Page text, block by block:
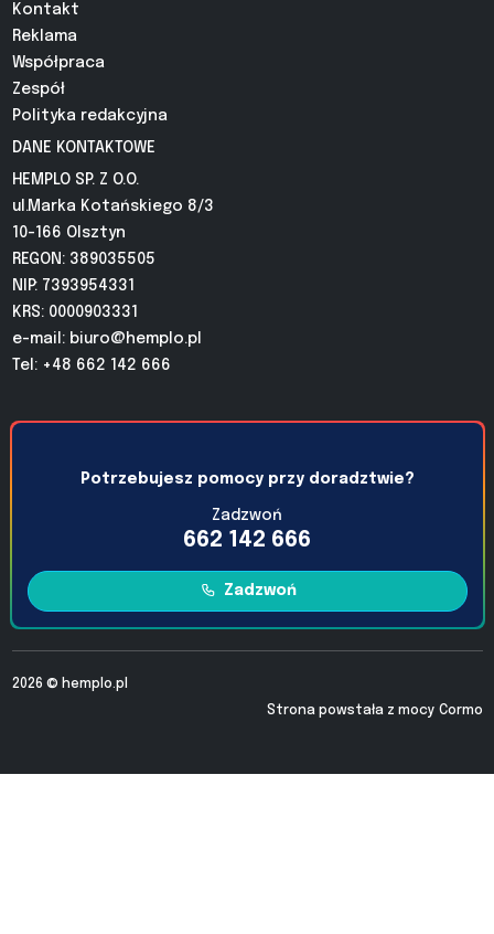
Kontakt
Reklama
Współpraca
Zespół
Polityka redakcyjna
DANE KONTAKTOWE
HEMPLO SP. Z O.O.
ul.Marka Kotańskiego 8/3
10-166 Olsztyn
REGON: 389035505
NIP: 7393954331
KRS: 0000903331
e-mail: biuro@hemplo.pl
Tel: +48 662 142 666
Potrzebujesz pomocy przy doradztwie?
Zadzwoń
662 142 666
Zadzwoń
2026 © hemplo.pl
Strona powstała z mocy Cormo